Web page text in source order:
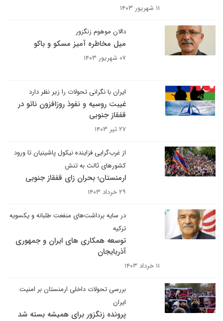
۱۱ شهریور ۱۴۰۳
دالان موهوم زنگزور
میل مخاطره آمیز مسکو و باکو
۰۷ شهریور ۱۴۰۳
ایران با نگرانی تحولات را زیر نظر دارد
غیبت روسیه و نفوذ روزافزون ناتو در
قفقاز جنوبی
۲۷ تیر ۱۴۰۳
از غرب‌‌گرایی فزاینده نیکول پاشینیان تا ورود
کشورهای ثالث به تنش
ارمنستان؛ بحران زای قفقاز جنوبی
۲۹ خرداد ۱۴۰۳
در سایه برداشت‌های منفعت طلبانه و یکسویه
ترکیه
توسعه همکاری های ایران و جمهوری
آذربایجان
۱۱ خرداد ۱۴۰۳
بررسی تحولات داخلی ارمنستان بر امنیت
ایران
پرونده زنگزور برای همیشه بسته شد